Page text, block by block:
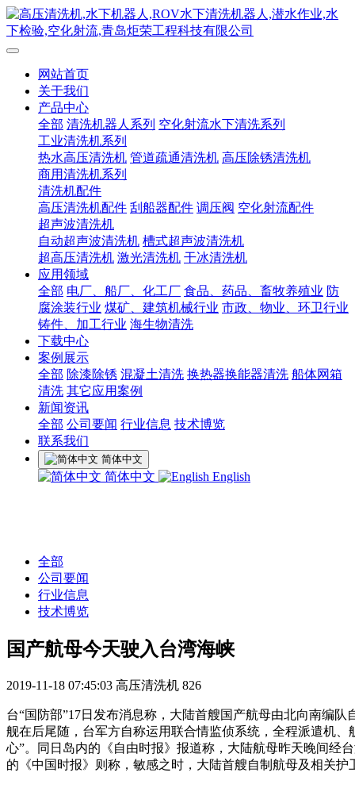
网站首页
关于我们
产品中心
全部 清洗机器人系列 空化射流水下清洗系列
工业清洗机系列
热水高压清洗机 管道疏通清洗机 高压除锈清洗机
商用清洗机系列
清洗机配件
高压清洗机配件 刮船器配件 调压阀 空化射流配件
超声波清洗机
自动超声波清洗机 槽式超声波清洗机
超高压清洗机 激光清洗机 干冰清洗机
应用领域
全部 电厂、船厂、化工厂 食品、药品、畜牧养殖业 防
腐涂装行业 煤矿、建筑机械行业 市政、物业、环卫行业
铸件、加工行业 海生物清洗
下载中心
案例展示
全部 除漆除锈 混凝土清洗 换热器换能器清洗 船体网箱
清洗 其它应用案例
新闻资讯
全部 公司要闻 行业信息 技术博览
联系我们
简体中文
简体中文 English
全部
公司要闻
行业信息
技术博览
国产航母今天驶入台湾海峡
2019-11-18 07:45:03 高压清洗机 826
台“国防部”17日发布消息称，大陆首艘国产航母由北向南编
舰在后尾随，台军方自称运用联合情监侦系统，全程派遣机、
心”。同日岛内的《自由时报》报道称，大陆航母昨天晚间经
的《中国时报》则称，敏感之时，大陆首艘自制航母及相关护